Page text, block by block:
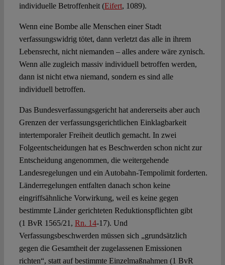
individuelle Betroffenheit (Eifert, 1089).
Wenn eine Bombe alle Menschen einer Stadt
verfassungswidrig tötet, dann verletzt das alle in ihrem
Lebensrecht, nicht niemanden – alles andere wäre zynisch.
Wenn alle zugleich massiv individuell betroffen werden,
dann ist nicht etwa niemand, sondern es sind alle
individuell betroffen.
Das Bundesverfassungsgericht hat andererseits aber auch
Grenzen der verfassungsgerichtlichen Einklagbarkeit
intertemporaler Freiheit deutlich gemacht. In zwei
Folgeentscheidungen hat es Beschwerden schon nicht zur
Entscheidung angenommen, die weitergehende
Landesregelungen und ein Autobahn-Tempolimit forderten.
Länderregelungen entfalten danach schon keine
eingriffsähnliche Vorwirkung, weil es keine gegen
bestimmte Länder gerichteten Reduktionspflichten gibt
(1 BvR 1565/21, Rn. 14-17). Und
Verfassungsbeschwerden müssen sich „grundsätzlich
gegen die Gesamtheit der zugelassenen Emissionen
richten“, statt auf bestimmte Einzelmaßnahmen (1 BvR